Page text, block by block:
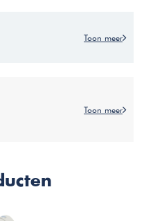
Toon meer
Toon meer